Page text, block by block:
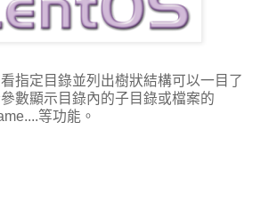
指定目錄並列出樹狀結構可以一目了
數顯示目錄內的子目錄或檔案的
等功能。